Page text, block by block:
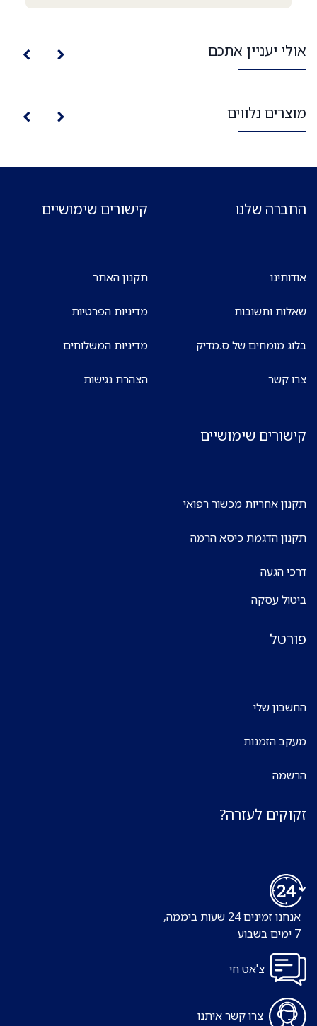
אולי יעניין אתכם
מוצרים נלווים
החברה שלנו
אודותינו
שאלות ותשובות
בלוג מומחים של ס.מדיק
צרו קשר
קישורים שימושיים
תקנון האתר
מדיניות הפרטיות
מדיניות המשלוחים
הצהרת נגישות
קישורים שימושיים
תקנון אחריות מכשור רפואי
תקנון הדגמת כיסא הרמה
דרכי הגעה
ביטול עסקה
פורטל
החשבון שלי
מעקב הזמנות
הרשמה
זקוקים לעזרה?
אנחנו זמינים 24 שעות ביממה,
צ'אט חי
צרו קשר איתנו